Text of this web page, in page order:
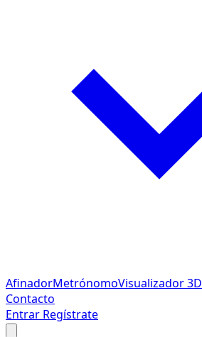
AfinadorMetrónomoVisualizador 3D
Contacto
Entrar Regístrate